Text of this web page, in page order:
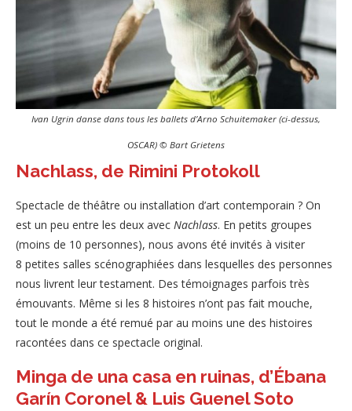
Ivan Ugrin danse dans tous les ballets d’Arno Schuitemaker (ci-dessus,
OSCAR) © Bart Grietens
Nachlass, de Rimini Protokoll
Spectacle de théâtre ou installation d’art contemporain ? On
est un peu entre les deux avec Nachlass. En petits groupes
(moins de 10 personnes), nous avons été invités à visiter
8 petites salles scénographiées dans lesquelles des personnes
nous livrent leur testament. Des témoignages parfois très
émouvants. Même si les 8 histoires n’ont pas fait mouche,
tout le monde a été remué par au moins une des histoires
racontées dans ce spectacle original.
Minga de una casa en ruinas, d’Ébana
Garín Coronel & Luis Guenel Soto